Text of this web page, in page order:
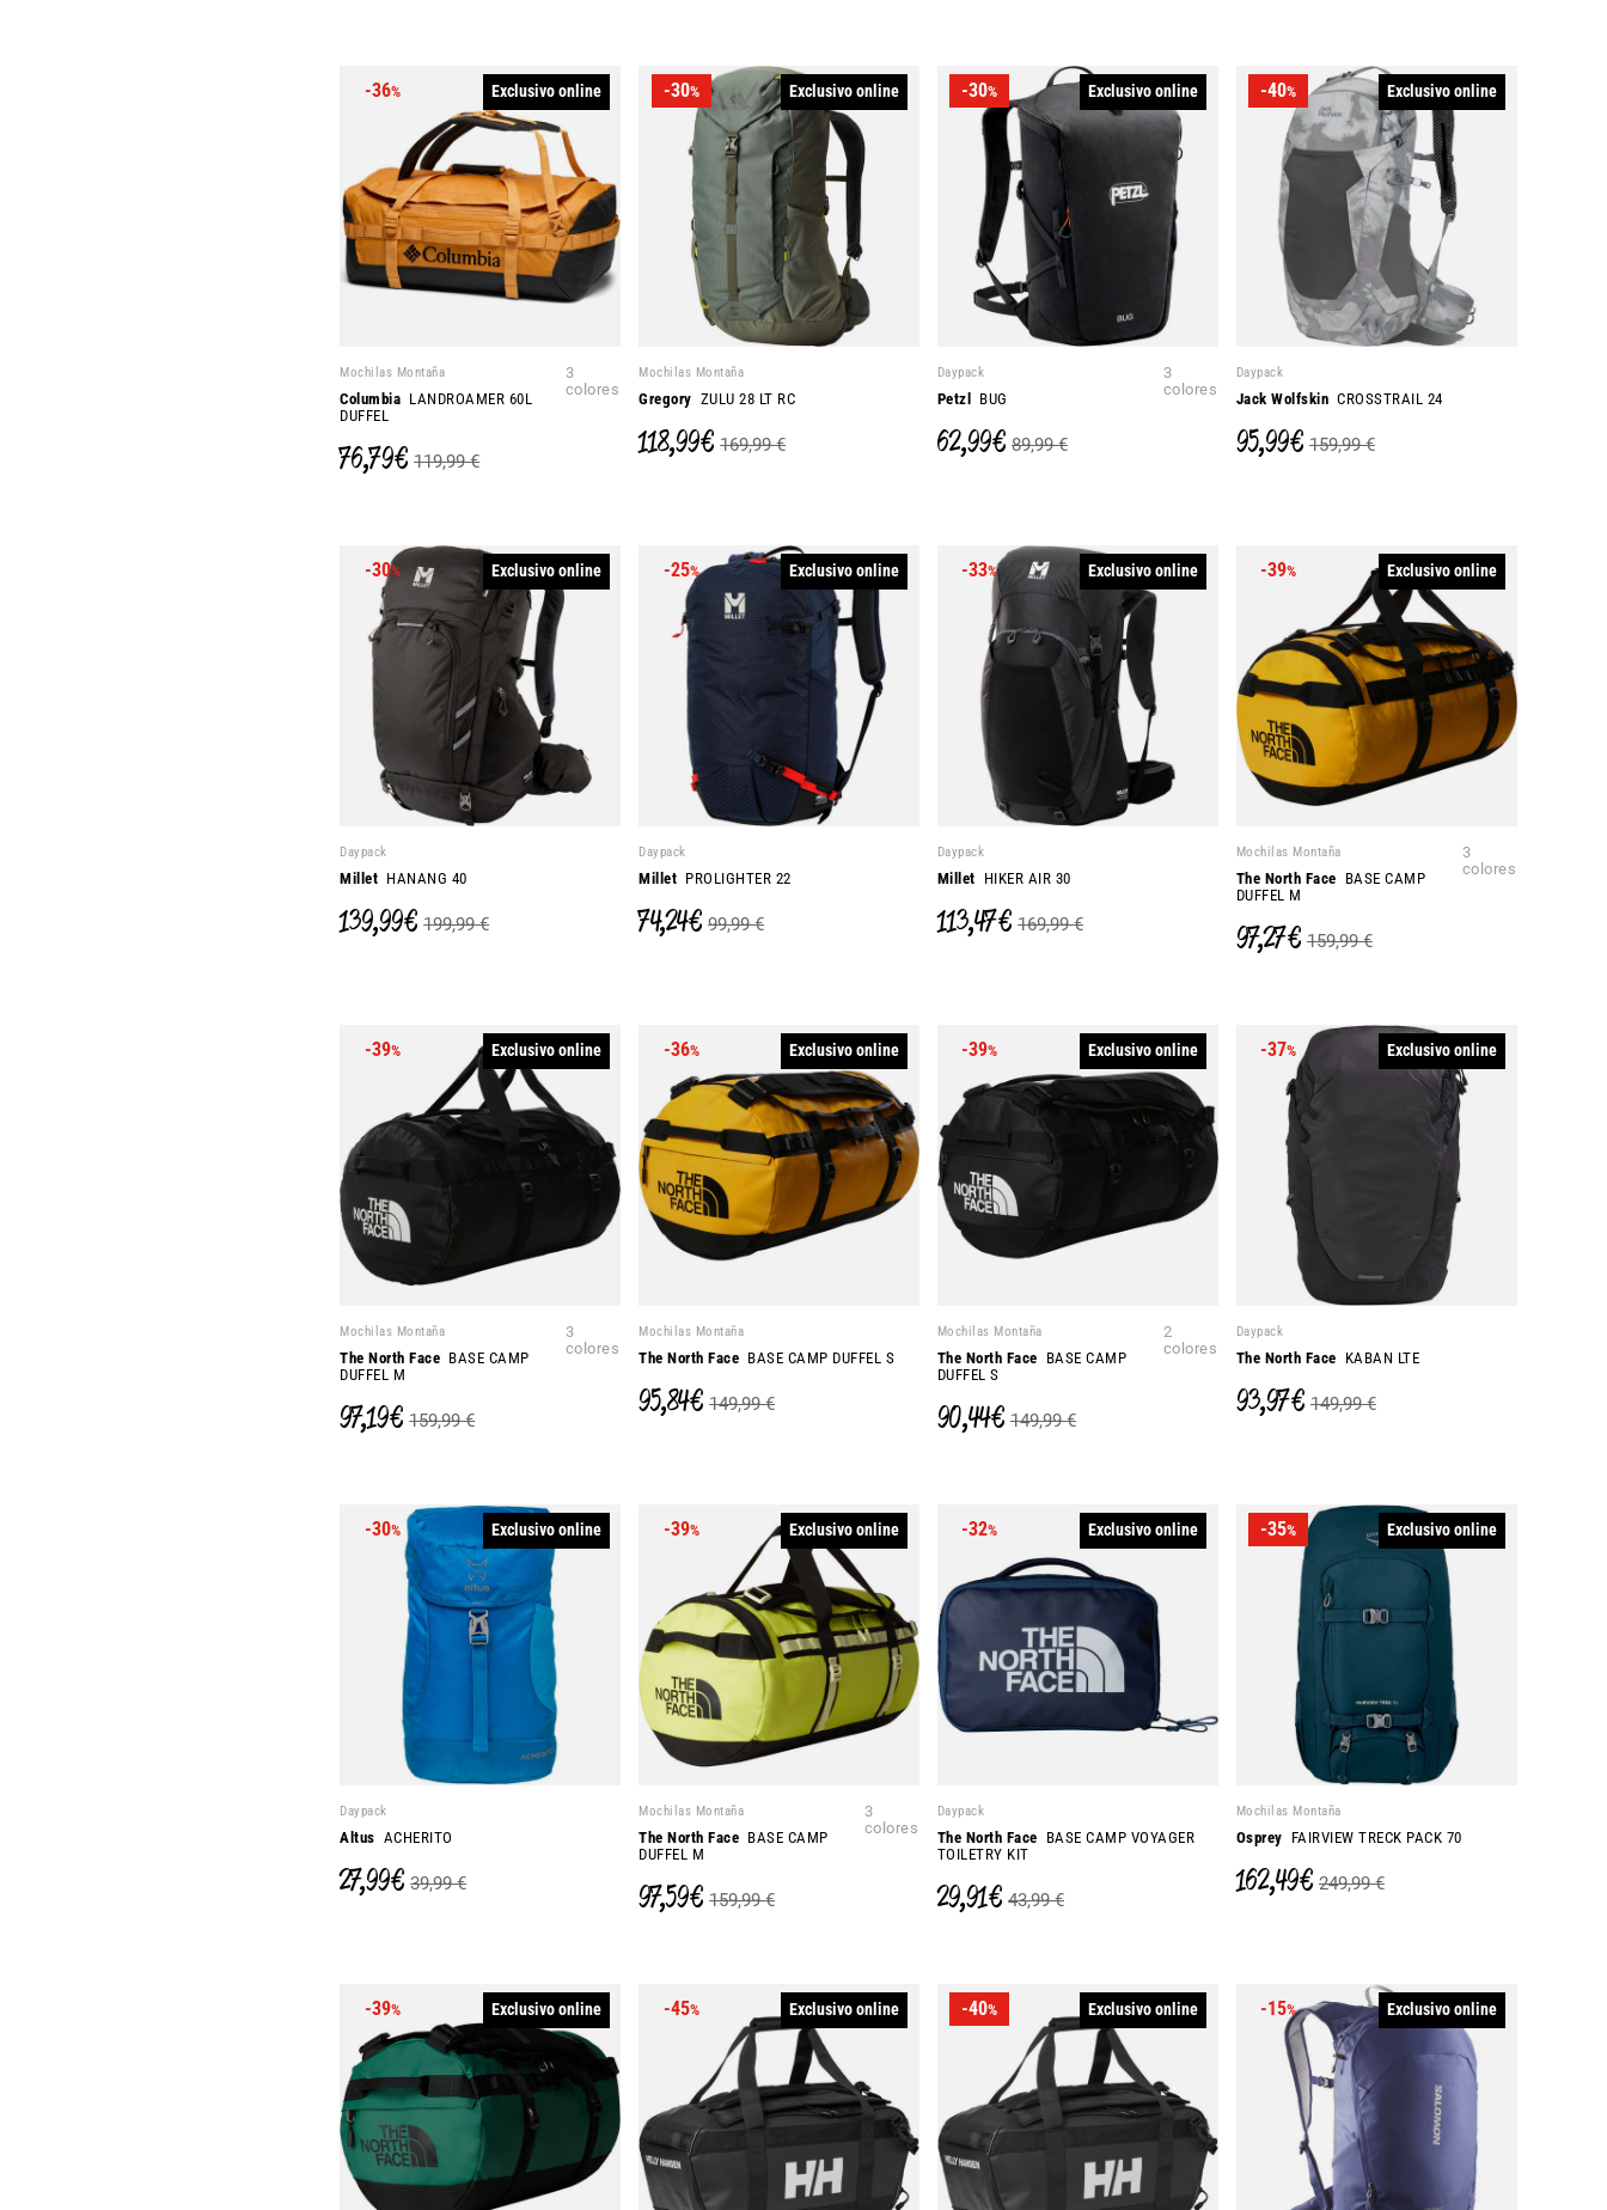
-36% Exclusivo online
Mochilas Montaña
Columbia LANDROAMER 60L
DUFFEL
3
colores
76,79 € 119,99 €
-30% Exclusivo online
Mochilas Montaña
Gregory ZULU 28 LT RC
118,99 € 169,99 €
-30% Exclusivo online
Daypack
Petzl BUG
3
colores
62,99 € 89,99 €
-40% Exclusivo online
Daypack
Jack Wolfskin CROSSTRAIL 24
95,99 € 159,99 €
-30% Exclusivo online
Daypack
Millet HANANG 40
139,99 € 199,99 €
-25% Exclusivo online
Daypack
Millet PROLIGHTER 22
74,24 € 99,99 €
-33% Exclusivo online
Daypack
Millet HIKER AIR 30
113,47 € 169,99 €
-39% Exclusivo online
Mochilas Montaña
The North Face BASE CAMP
DUFFEL M
3
colores
97,27 € 159,99 €
-39% Exclusivo online
Mochilas Montaña
The North Face BASE CAMP
DUFFEL M
3
colores
97,19 € 159,99 €
-36% Exclusivo online
Mochilas Montaña
The North Face BASE CAMP DUFFEL S
95,84 € 149,99 €
-39% Exclusivo online
Mochilas Montaña
The North Face BASE CAMP
DUFFEL S
2
colores
90,44 € 149,99 €
-37% Exclusivo online
Daypack
The North Face KABAN LTE
93,97 € 149,99 €
-30% Exclusivo online
Daypack
Altus ACHERITO
27,99 € 39,99 €
-39% Exclusivo online
Mochilas Montaña
The North Face BASE CAMP
DUFFEL M
3
colores
97,59 € 159,99 €
-32% Exclusivo online
Daypack
The North Face BASE CAMP VOYAGER
TOILETRY KIT
29,91 € 43,99 €
-35% Exclusivo online
Mochilas Montaña
Osprey FAIRVIEW TRECK PACK 70
162,49 € 249,99 €
-39% Exclusivo online -45% Exclusivo online -40% Exclusivo online -15% Exclusivo online